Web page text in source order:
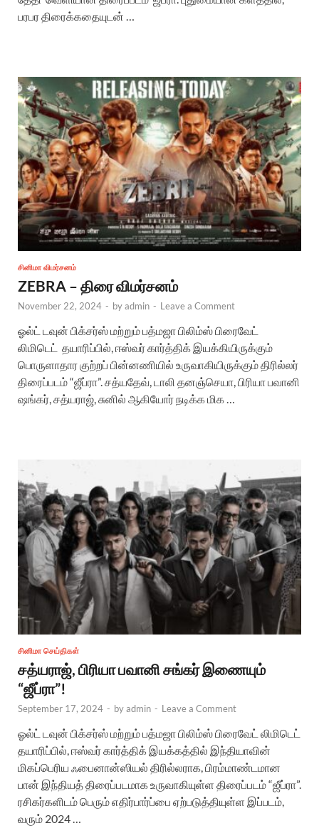
பரபர திரைக்கதையுடன் …
சினிமா விமர்சனம்
ZEBRA – திரை விமர்சனம்
November 22, 2024 - byadmin - Leave a Comment
ஓல்ட் டவுன் பிக்சர்ஸ் மற்றும் பத்மஜா பிலிம்ஸ் பிரைவேட்
லிமிடெட் தயாரிப்பில், ஈஸ்வர் கார்த்திக் இயக்கியிருக்கும்
பொருளாதார குற்றப் பின்னணியில் உருவாகியிருக்கும் திரில்லர்
திரைப்படம் “ஜீப்ரா”. சத்யதேவ், டாலி தனஞ்செயா, பிரியா பவானி
ஷங்கர், சத்யராஜ், சுனில் ஆகியோர் நடிக்க மிக …
சினிமா செய்திகள்
சத்யராஜ், பிரியா பவானி சங்கர் இணையும்
“ஜீப்ரா”!
September 17, 2024 - byadmin - Leave a Comment
ஓல்ட் டவுன் பிக்சர்ஸ் மற்றும் பத்மஜா பிலிம்ஸ் பிரைவேட் லிமிடெட்
தயாரிப்பில், ஈஸ்வர் கார்த்திக் இயக்கத்தில் இந்தியாவின்
மிகப்பெரிய ஃபைனான்ஸியல் திரில்லராக, பிரம்மாண்டமான
பான் இந்தியத் திரைப்படமாக உருவாகியுள்ள திரைப்படம் “ஜீப்ரா”.
ரசிகர்களிடம் பெரும் எதிர்பார்ப்பை ஏற்படுத்தியுள்ள இப்படம்,
வரும் 2024 …